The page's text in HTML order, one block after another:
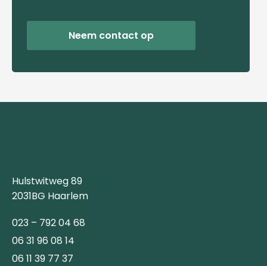
Neem contact op
Hulstwitweg 89
2031BG Haarlem
023 – 792 04 68
06 31 96 08 14
06 11 39 77 37